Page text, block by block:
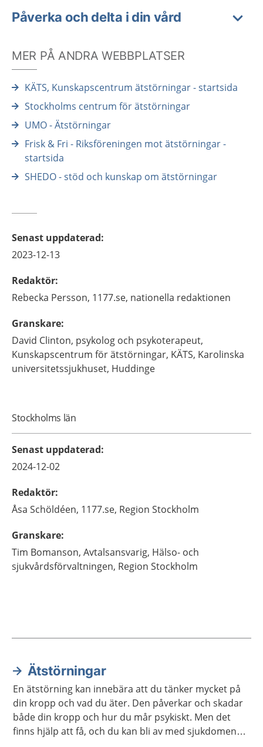
Påverka och delta i din vård
MER PÅ ANDRA WEBBPLATSER
KÄTS, Kunskapscentrum ätstörningar - startsida
Stockholms centrum för ätstörningar
UMO - Ätstörningar
Frisk & Fri - Riksföreningen mot ätstörningar -
startsida
SHEDO - stöd och kunskap om ätstörningar
Senast uppdaterad:
2023-12-13
Redaktör:
Rebecka Persson, 1177.se, nationella redaktionen
Granskare:
David Clinton, psykolog och psykoterapeut,
Kunskapscentrum för ätstörningar, KÄTS, Karolinska
universitetssjukhuset, Huddinge
Stockholms län
Senast uppdaterad:
2024-12-02
Redaktör:
Åsa Schöldéen, 1177.se, Region Stockholm
Granskare:
Tim Bomanson, Avtalsansvarig, Hälso- och
sjukvårdsförvaltningen, Region Stockholm
Aktuella artiklar
Ätstörningar
En ätstörning kan innebära att du tänker mycket på
din kropp och vad du äter. Den påverkar och skadar
både din kropp och hur du mår psykiskt. Men det
finns hjälp att få, och du kan bli av med sjukdomen